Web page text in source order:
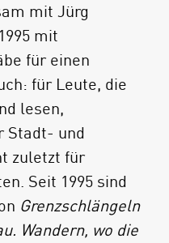
aktualisierten
sind nun alle
Frischknecht in
mit Jürg
mit
für einen
für Leute, die
lesen,
Stadt- und
zuletzt für
Seit 1995 sind
Grenzschlängeln
Wandern, wo die